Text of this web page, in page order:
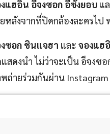
แฮอิน อีจงซอก อีซังยอบ แ
หลังจากที่ปิดกล้องละครไป
ซอก ชินแจฮา และ จองแฮ
สดงนำ ไม่ว่าจะเป็น อีจงซ
ถ่ายร่วมกันผ่าน